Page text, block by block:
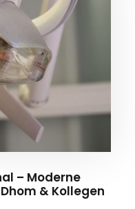
– Moderne
& Kollegen